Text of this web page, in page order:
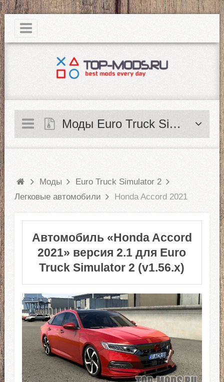
|
Моды Euro Truck Simulator 2
Моды
Euro Truck Simulator 2
Легковые автомобили
Honda Accord 2021
Автомобиль «Honda Accord
2021» версия 2.1 для Euro
Truck Simulator 2 (v1.56.x)